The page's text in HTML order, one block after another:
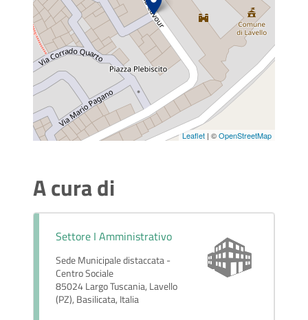
Leaflet | ©OpenStreetMap
A cura di
Settore I Amministrativo
Sede Municipale distaccata -
Centro Sociale
85024 Largo Tuscania, Lavello
(PZ), Basilicata, Italia